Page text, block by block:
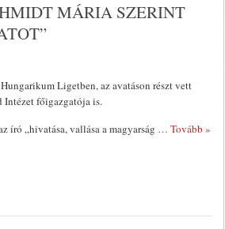
MÁRIA SZERINT
Ligetben, az avatáson részt vett
Intézet főigazgatója is.
író „hivatása, vallása a magyarság … Tovább »